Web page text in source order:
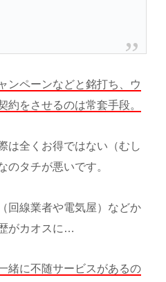
ンペーンなどと銘打ち、ウ
約をさせるのは常套手段。
は全くお得ではない（むし
のタチが悪いです。
回線業者や電気屋）などか
がカオスに…
緒に不随サービスがあるの